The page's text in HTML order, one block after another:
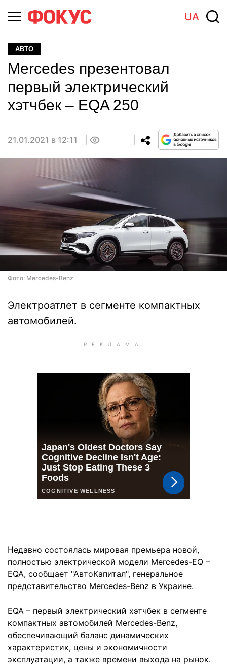
UA
АВТО
Mercedes презентовал
первый электрический
хэтчбек – EQA 250
21.01.2021 в 12:11
Фото: Mercedes-Benz
Электроатлет в сегменте компактных
автомобилей.
Недавно состоялась мировая премьера новой,
полностью электрической модели Mercedes-EQ –
EQA, сообщает "АвтоКапитал", генеральное
представительство Mercedes-Benz в Украине.
EQA – первый электрический хэтчбек в сегменте
компактных автомобилей Mercedes-Benz,
обеспечивающий баланс динамических
характеристик, цены и экономичности
эксплуатации, а также времени выхода на рынок.